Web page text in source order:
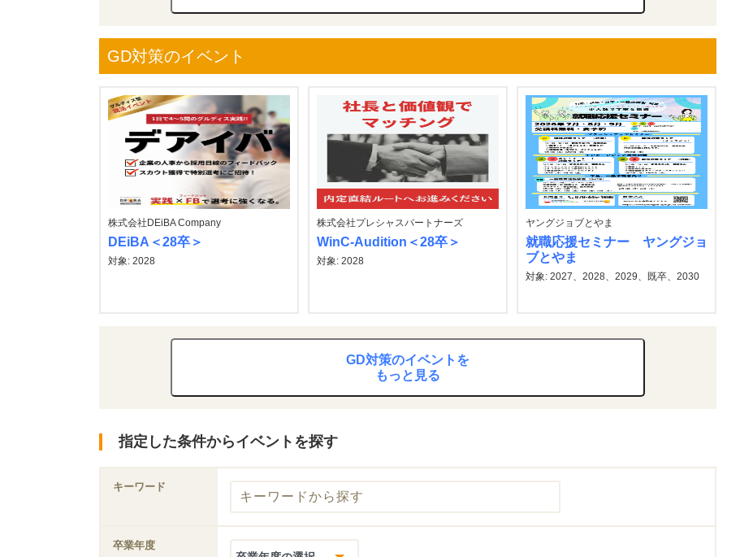
GD対策のイベント
株式会社DEiBA Company
DEiBA＜28卒＞
対象: 2028
株式会社プレシャスパートナーズ
WinC-Audition＜28卒＞
対象: 2028
ヤングジョブとやま
就職応援セミナー ヤングジョ
ブとやま
対象: 2027、2028、2029、既卒、2030
GD対策のイベントを
もっと見る
指定した条件からイベントを探す
キーワード
卒業年度